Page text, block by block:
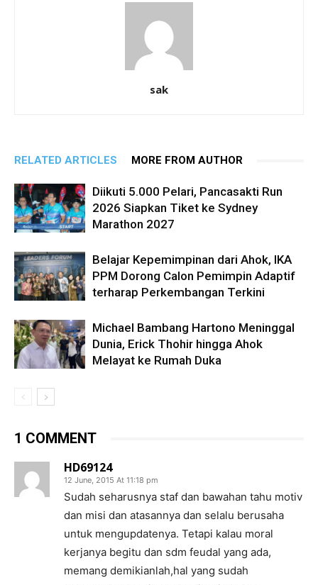
sak
RELATED ARTICLES MORE FROM AUTHOR
Diikuti 5.000 Pelari, Pancasakti Run
2026 Siapkan Tiket ke Sydney
Marathon 2027
Belajar Kepemimpinan dari Ahok, IKA
PPM Dorong Calon Pemimpin Adaptif
terharap Perkembangan Terkini
Michael Bambang Hartono Meninggal
Dunia, Erick Thohir hingga Ahok
Melayat ke Rumah Duka
1 COMMENT
HD69124
12 June, 2015 At 11:18 pm
Sudah seharusnya staf dan bawahan tahu motiv
dan misi dan atasannya dan selalu berusaha
untuk mengupdatenya. Tetapi kalau moral
kerjanya begitu dan sdm feudal yang ada,
memang demikianlah,hal yang sudah